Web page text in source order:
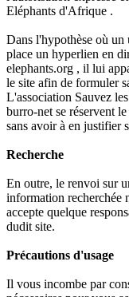
Eléphants d'Afrique .
Dans l'hypothèse où un
place un hyperlien en
elephants.org , il lui
le site afin de formuler
L'association Sauvez
burro-net se réservent
sans avoir à en justifier
Recherche
En outre, le renvoi sur
information recherchée
accepte quelque
dudit site.
Précautions d'usage
Il vous incombe par